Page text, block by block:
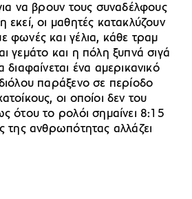
να βρουν τους συναδέλφους
εκεί, οι μαθητές κατακλύζουν
φωνές και γέλια, κάθε τραμ
γεμάτο και η πόλη ξυπνά σιγά
διαφαίνεται ένα αμερικανικό
παράξενο σε περίοδο
οι οποίοι δεν του
ότου το ρολόι σημαίνει 8:15
της ανθρωπότητας αλλάζει